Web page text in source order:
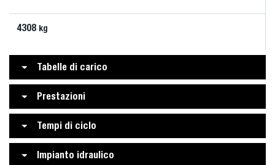
4308 kg
Tabelle di carico
Prestazioni
Tempi di ciclo
Impianto idraulico